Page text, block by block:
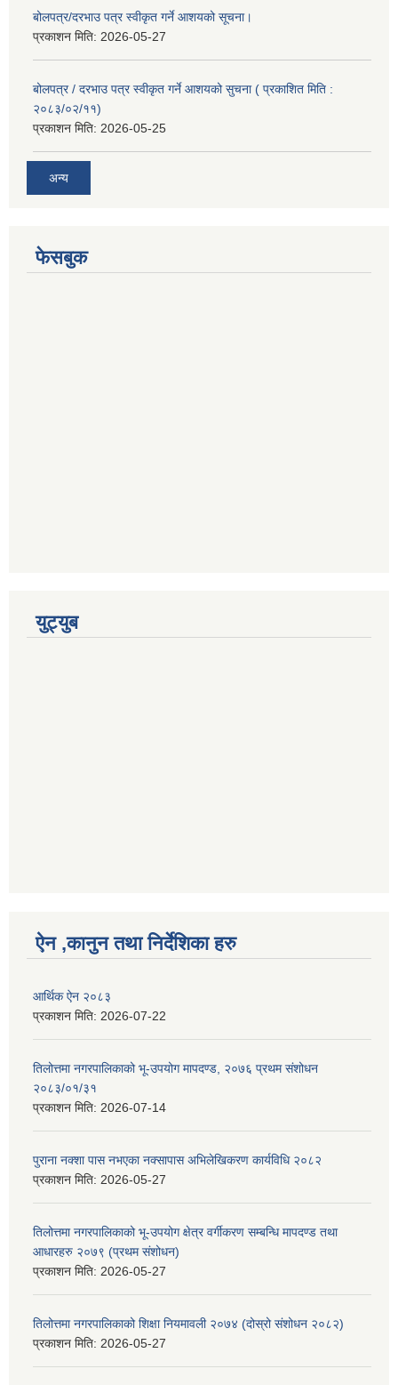
बोलपत्र/दरभाउ पत्र स्वीकृत गर्ने आशयको सूचना।
प्रकाशन मिति: 2026-05-27
बोलपत्र / दरभाउ पत्र स्वीकृत गर्ने आशयको सुचना ( प्रकाशित मिति :
२०८३/०२/११)
प्रकाशन मिति: 2026-05-25
अन्य
फेसबुक
युट्युब
ऐन ,कानुन तथा निर्देशिका हरु
आर्थिक ऐन २०८३
प्रकाशन मिति: 2026-07-22
तिलोत्तमा नगरपालिकाको भू-उपयोग मापदण्ड, २०७६ प्रथम संशोधन
२०८३/०१/३१
प्रकाशन मिति: 2026-07-14
पुराना नक्शा पास नभएका नक्सापास अभिलेखिकरण कार्यविधि २०८२
प्रकाशन मिति: 2026-05-27
तिलोत्तमा नगरपालिकाको भू-उपयोग क्षेत्र वर्गीकरण सम्बन्धि मापदण्ड तथा
आधारहरु २०७९ (प्रथम संशोधन)
प्रकाशन मिति: 2026-05-27
तिलोत्तमा नगरपालिकाको शिक्षा नियमावली २०७४ (दोस्रो संशोधन २०८२)
प्रकाशन मिति: 2026-05-27